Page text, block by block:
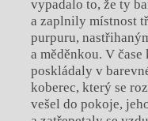
vypadalo to, že ty
a zaplnily místnost
purpuru,
a měděnkou. V
poskládaly v
koberec, který se
vešel do pokoje,